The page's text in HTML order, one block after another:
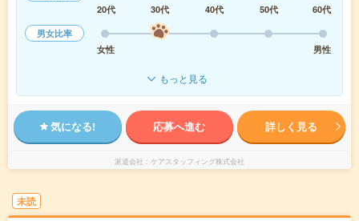
20代
30代 40代 50代
60代
男女比率
女性
男性
もっと見る
気になる! 応募へ進む 詳しく見る
派遣会社 ケアスタッフィング株式会社
未読